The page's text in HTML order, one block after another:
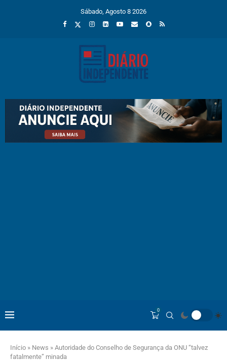
Sábado, Agosto 8 2026
0
Início » News » Autoridade do Conselho de Segurança da ONU “talvez
fatalmente” minada